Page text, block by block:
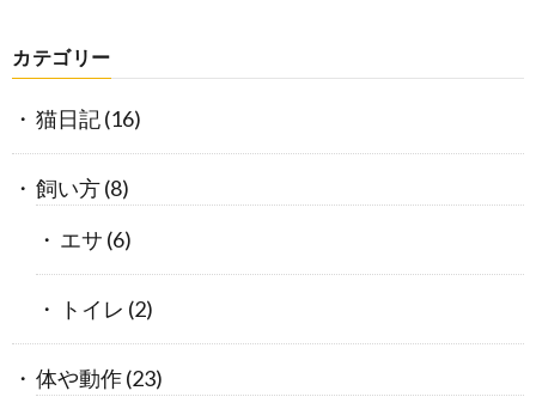
カテゴリー
猫日記(16)
飼い方(8)
エサ (6)
トイレ (2)
体や動作(23)